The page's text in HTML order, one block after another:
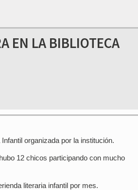
EN LA BIBLIOTECA
organizada por la institución.
12 chicos participando con mucho
literaria infantil por mes.